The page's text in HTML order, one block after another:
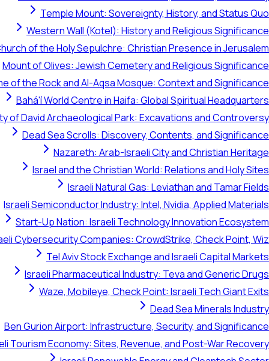
Temple Mount: Sovereignty, History, and Status Quo
Western Wall (Kotel): History and Religious Significance
of the Holy Sepulchre: Christian Presence in Jerusalem
Mount of Olives: Jewish Cemetery and Religious Significance
of the Rock and Al-Aqsa Mosque: Context and Significance
Bahá'í World Centre in Haifa: Global Spiritual Headquarters
of David Archaeological Park: Excavations and Controversy
Dead Sea Scrolls: Discovery, Contents, and Significance
Nazareth: Arab-Israeli City and Christian Heritage
Israel and the Christian World: Relations and Holy Sites
Israeli Natural Gas: Leviathan and Tamar Fields
Israeli Semiconductor Industry: Intel, Nvidia, Applied Materials
Start-Up Nation: Israeli Technology Innovation Ecosystem
Cybersecurity Companies: CrowdStrike, Check Point, Wiz
Tel Aviv Stock Exchange and Israeli Capital Markets
Israeli Pharmaceutical Industry: Teva and Generic Drugs
Waze, Mobileye, Check Point: Israeli Tech Giant Exits
Dead Sea Minerals Industry
Ben Gurion Airport: Infrastructure, Security, and Significance
Tourism Economy: Sites, Revenue, and Post-War Recovery